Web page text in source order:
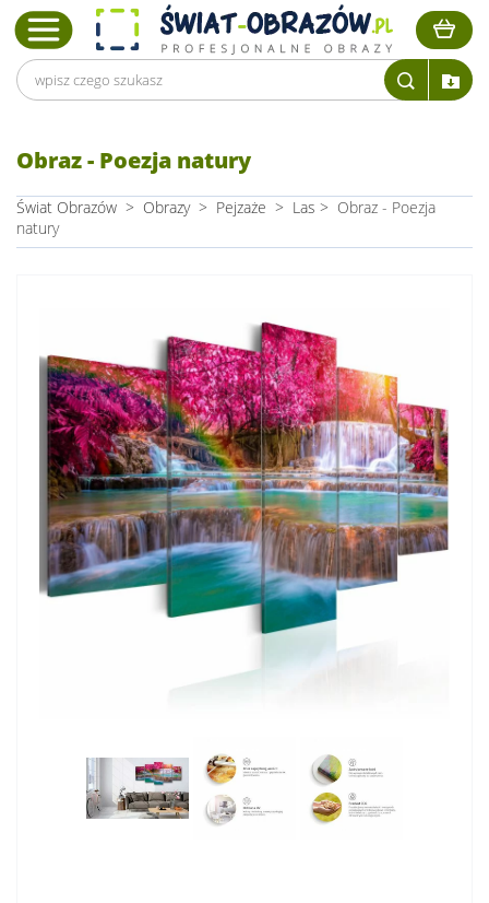
Obraz - Poezja natury
Świat Obrazów > Obrazy > Pejzaże > Las > Obraz - Poezja
natury